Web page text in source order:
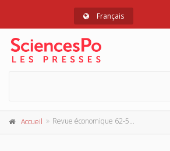
Français
Accueil Revue économique 62-5, septembre 2011